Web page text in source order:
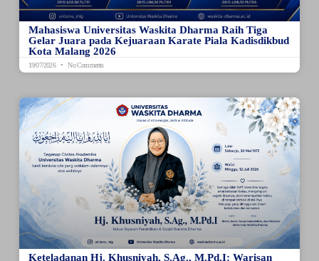
Mahasiswa Universitas Waskita Dharma Raih Tiga
Gelar Juara pada Kejuaraan Karate Piala Kadisdikbud
Kota Malang 2026
19/07/2026 No Comments
Keteladanan Hj. Khusniyah, S.Ag., M.Pd.I: Warisan